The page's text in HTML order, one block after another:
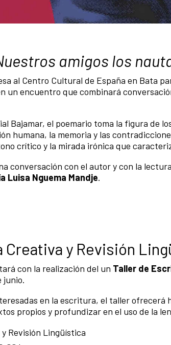
amigos los
al Centro Cultural de España en Bata
un encuentro que combinará
Bajamar, el poemario toma la figura de
humana, la memoria y las
crítico y la mirada irónica que
conversación con el autor y con la
Luisa Nguema Mandje.
Creativa y Revisión
con la realización del un Taller de
junio.
en la escritura, el taller ofrecerá
propios y profundizar en el uso de la
Revisión Lingüística